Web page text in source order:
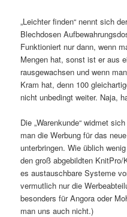
„Leichter finden“ nennt sich
Blechdosen
Funktioniert nur dann, wenn
Mengen hat, sonst ist er aus
rausgewachsen und wenn
Kram hat, denn 100
nicht unbedingt weiter. Naja,
Die „Warenkunde“ widmet
man die Werbung für das
unterbringen. Wie üblich
den groß abgebildten
es austauschbare Systeme
vermutlich nur die
besonders für Angora oder
man uns auch nicht.)